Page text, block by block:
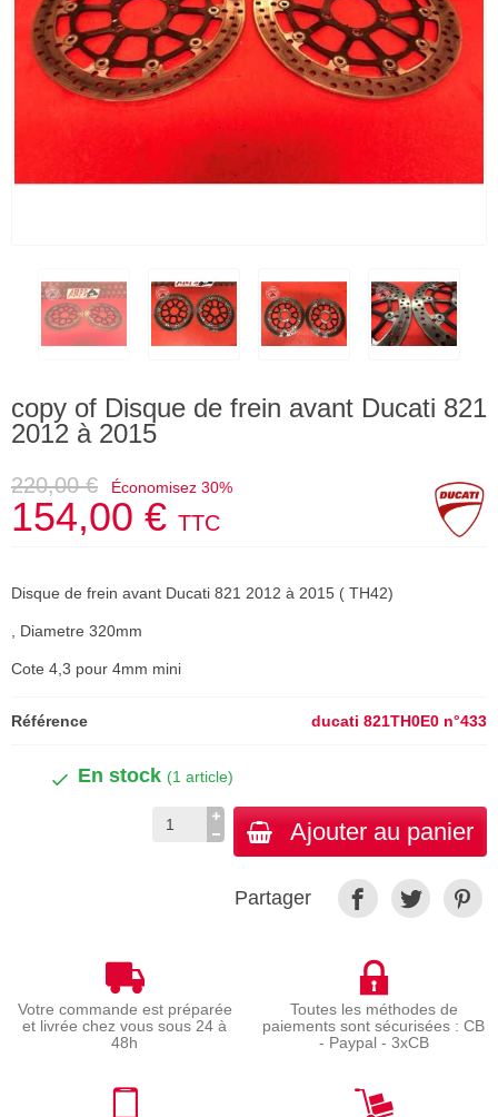
copy of Disque de frein avant Ducati 821
2012 à 2015
220,00 € Économisez 30%
154,00 € TTC
Disque de frein avant Ducati 821 2012 à 2015 ( TH42)
, Diametre 320mm
Cote 4,3 pour 4mm mini
Référence ducati 821TH0E0 n°433
En stock (1 article)
Ajouter au panier
Partager
Votre commande est préparée
et livrée chez vous sous 24 à
48h
Toutes les méthodes de
paiements sont sécurisées : CB
- Paypal - 3xCB